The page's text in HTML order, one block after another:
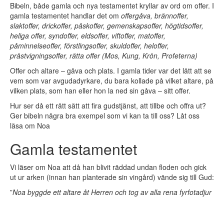
Bibeln, både gamla och nya testamentet kryllar av ord om offer. I
gamla testamentet handlar det om offergåva, brännoffer,
slaktoffer, drickoffer, påskoffer, gemenskapsoffer, högtidsoffer,
heliga offer, syndoffer, eldsoffer, viftoffer, matoffer,
påminnelseoffer, förstlingsoffer, skuldoffer, heloffer,
prästvigningsoffer, rätta offer (Mos, Kung, Krön, Profeterna)
Offer och altare – gåva och plats. I gamla tider var det lätt att se
vem som var avgudadyrkare, du bara kollade på vilket altare, på
vilken plats, som han eller hon la ned sin gåva – sitt offer.
Hur ser då ett rätt sätt att fira gudstjänst, att tillbe och offra ut?
Ger bibeln några bra exempel som vi kan ta till oss? Låt oss
läsa om Noa
Gamla testamentet
Vi läser om Noa att då han blivit räddad undan floden och gick
ut ur arken (innan han planterade sin vingård) vände sig till Gud:
”Noa byggde ett altare åt Herren och tog av alla rena fyrfotadjur